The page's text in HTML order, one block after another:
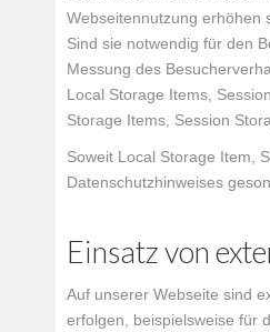
Webseitennutzung erhöhen
Sind sie notwendig für den
Messung des
Local Storage Items,
Storage Items, Session
Soweit Local Storage Item,
Datenschutzhinweises
Einsatz von
Auf unserer Webseite sind
erfolgen, beispielsweise für